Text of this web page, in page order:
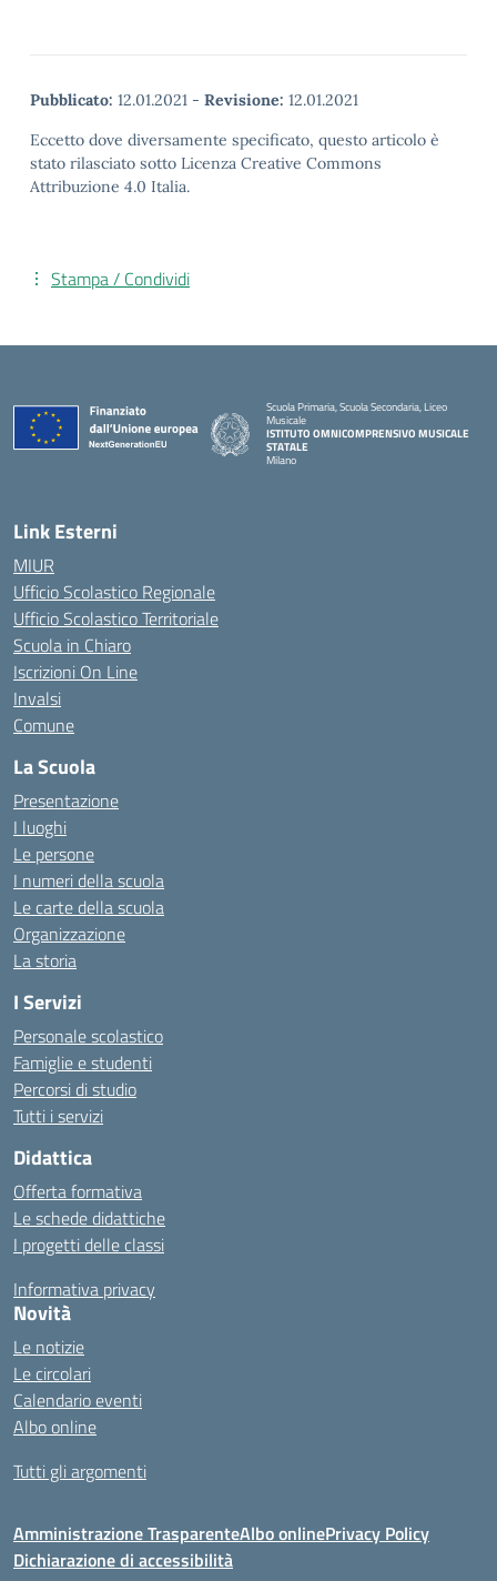
Pubblicato: 12.01.2021 - Revisione: 12.01.2021
Eccetto dove diversamente specificato, questo articolo è
stato rilasciato sotto Licenza Creative Commons
Attribuzione 4.0 Italia.
Stampa / Condividi
Scuola Primaria, Scuola Secondaria, Liceo
Musicale
ISTITUTO OMNICOMPRENSIVO MUSICALE
STATALE
Milano
Link Esterni
MIUR
Ufficio Scolastico Regionale
Ufficio Scolastico Territoriale
Scuola in Chiaro
Iscrizioni On Line
Invalsi
Comune
La Scuola
Presentazione
I luoghi
Le persone
I numeri della scuola
Le carte della scuola
Organizzazione
La storia
I Servizi
Personale scolastico
Famiglie e studenti
Percorsi di studio
Tutti i servizi
Didattica
Offerta formativa
Le schede didattiche
I progetti delle classi
Informativa privacy
Novità
Le notizie
Le circolari
Calendario eventi
Albo online
Tutti gli argomenti
Amministrazione TrasparenteAlbo onlinePrivacy Policy
Dichiarazione di accessibilità